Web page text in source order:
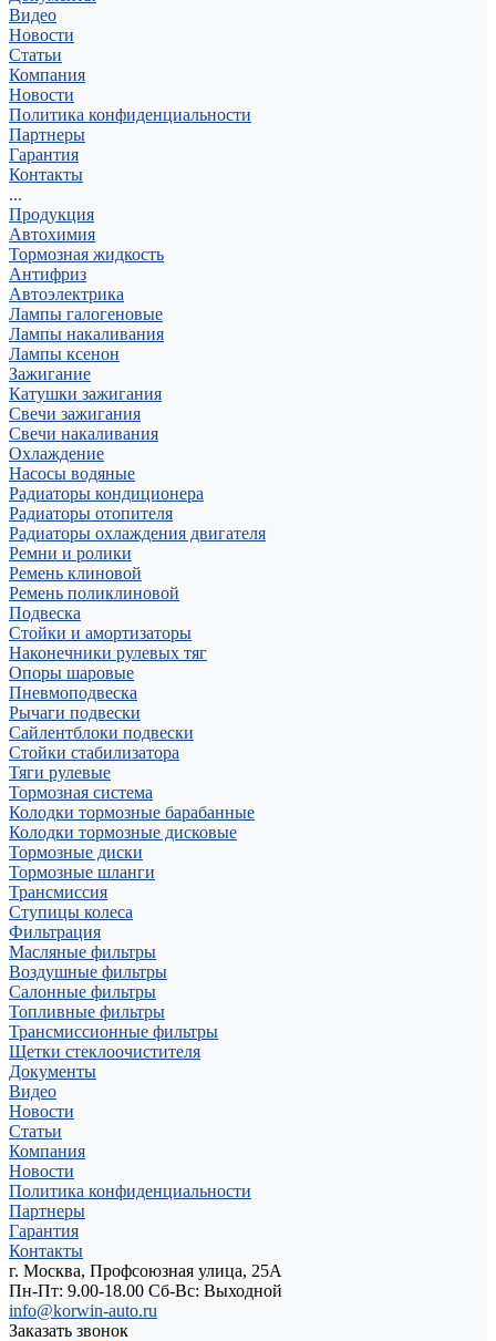
Видео
Новости
Статьи
Компания
Новости
Политика конфиденциальности
Партнеры
Гарантия
Контакты
...
Продукция
Автохимия
Тормозная жидкость
Антифриз
Автоэлектрика
Лампы галогеновые
Лампы накаливания
Лампы ксенон
Зажигание
Катушки зажигания
Свечи зажигания
Свечи накаливания
Охлаждение
Насосы водяные
Радиаторы кондиционера
Радиаторы отопителя
Радиаторы охлаждения двигателя
Ремни и ролики
Ремень клиновой
Ремень поликлиновой
Подвеска
Стойки и амортизаторы
Наконечники рулевых тяг
Опоры шаровые
Пневмоподвеска
Рычаги подвески
Сайлентблоки подвески
Стойки стабилизатора
Тяги рулевые
Тормозная система
Колодки тормозные барабанные
Колодки тормозные дисковые
Тормозные диски
Тормозные шланги
Трансмиссия
Ступицы колеса
Фильтрация
Масляные фильтры
Воздушные фильтры
Салонные фильтры
Топливные фильтры
Трансмиссионные фильтры
Щетки стеклоочистителя
Документы
Видео
Новости
Статьи
Компания
Новости
Политика конфиденциальности
Партнеры
Гарантия
Контакты
г. Москва, Профсоюзная улица, 25А
Пн-Пт: 9.00-18.00 Cб-Вс: Выходной
info@korwin-auto.ru
Заказать звонок